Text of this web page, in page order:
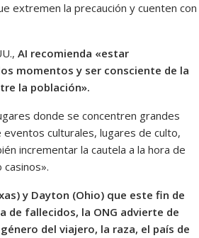
extremen la precaución y cuenten con
AI recomienda «estar
momentos y ser consciente de la
la población».
donde se concentren grandes
culturales, lugares de culto,
incrementar la cautela a la hora de
y Dayton (Ohio) que este fin de
de fallecidos, la ONG advierte de
del viajero, la raza, el país de